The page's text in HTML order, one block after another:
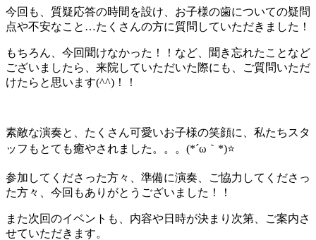
今回も、質疑応答の時間を設け、お子様の歯についての疑問
点や不安なこと…たくさんの方に質問していただきました！
もちろん、今回聞けなかった！！など、聞き忘れたことなど
ございましたら、来院していただいた際にも、ご質問いただ
けたらと思います(^^)！！
素敵な演奏と、たくさん可愛いお子様の笑顔に、私たちスタ
ッフもとても癒やされました。。。(*´ω｀*)⭐
参加してくださった方々、準備に演奏、ご協力してくださっ
た方々、今回もありがとうございました！！
また次回のイベントも、内容や日時が決まり次第、ご案内さ
せていただきます。